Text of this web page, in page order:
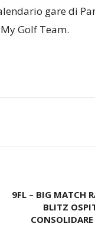
gare di
Golf Team.
9FL – BIG MATCH
BLITZ